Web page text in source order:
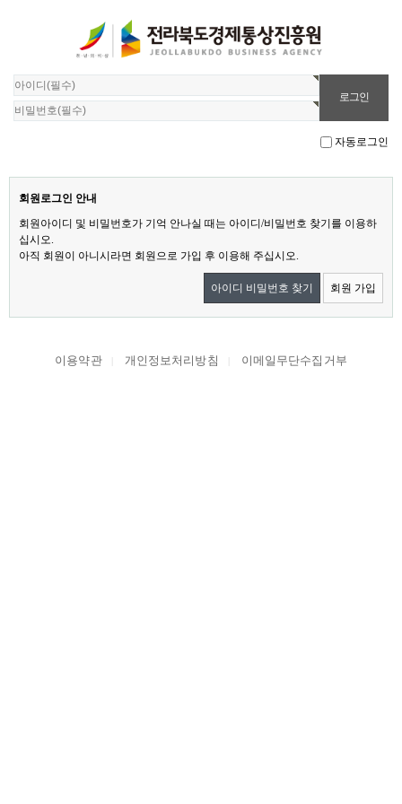
자동로그인
회원로그인 안내
회원아이디 및 비밀번호가 기억 안나실 때는 아이디/비밀번호 찾기를 이용하
십시오.
아직 회원이 아니시라면 회원으로 가입 후 이용해 주십시오.
아이디 비밀번호 찾기 회원 가입
이용약관 개인정보처리방침 이메일무단수집거부